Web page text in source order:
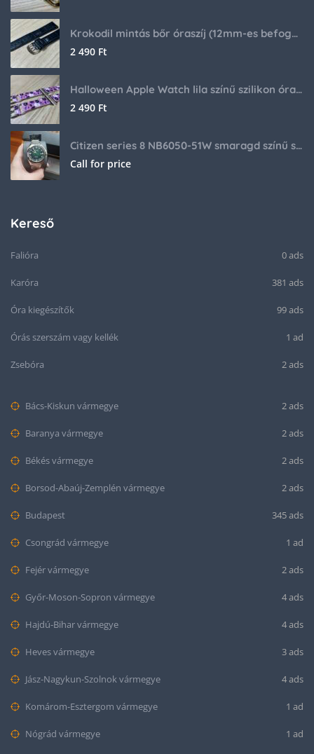
Krokodil mintás bőr óraszíj (12mm-es befogóval rendelkező órához)
2 490 Ft
Halloween Apple Watch lila színű szilikon óraszíj
2 490 Ft
Citizen series 8 NB6050-51W smaragd színű számlappal
Call for price
Kereső
Falióra 0 ads
Karóra 381 ads
Óra kiegészítők 99 ads
Órás szerszám vagy kellék 1 ad
Zsebóra 2 ads
Bács-Kiskun vármegye 2 ads
Baranya vármegye 2 ads
Békés vármegye 2 ads
Borsod-Abaúj-Zemplén vármegye 2 ads
Budapest 345 ads
Csongrád vármegye 1 ad
Fejér vármegye 2 ads
Győr-Moson-Sopron vármegye 4 ads
Hajdú-Bihar vármegye 4 ads
Heves vármegye 3 ads
Jász-Nagykun-Szolnok vármegye 4 ads
Komárom-Esztergom vármegye 1 ad
Nógrád vármegye 1 ad